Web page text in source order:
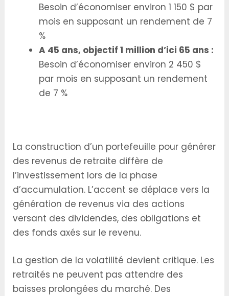
Besoin d’économiser environ 1 150 $ par
mois en supposant un rendement de 7
%
A 45 ans, objectif 1 million d’ici 65 ans :
Besoin d’économiser environ 2 450 $
par mois en supposant un rendement
de 7 %
La construction d’un portefeuille pour générer
des revenus de retraite diffère de
l’investissement lors de la phase
d’accumulation. L’accent se déplace vers la
génération de revenus via des actions
versant des dividendes, des obligations et
des fonds axés sur le revenu.
La gestion de la volatilité devient critique. Les
retraités ne peuvent pas attendre des
baisses prolongées du marché. Des